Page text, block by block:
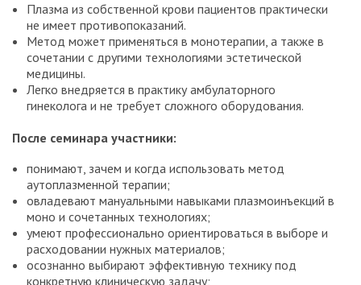
Плазма из собственной крови пациентов практически
не имеет противопоказаний.
Метод может применяться в монотерапии, а также в
сочетании с другими технологиями эстетической
медицины.
Легко внедряется в практику амбулаторного
гинеколога и не требует сложного оборудования.
После семинара участники:
понимают, зачем и когда использовать метод
аутоплазменной терапии;
овладевают мануальными навыками плазмоинъекций в
моно и сочетанных технологиях;
умеют профессионально ориентироваться в выборе и
расходовании нужных материалов;
осознанно выбирают эффективную технику под
конкретную клиническую задачу;